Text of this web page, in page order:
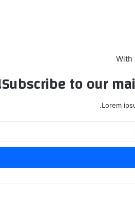
With
Subscribe to our
Lorem